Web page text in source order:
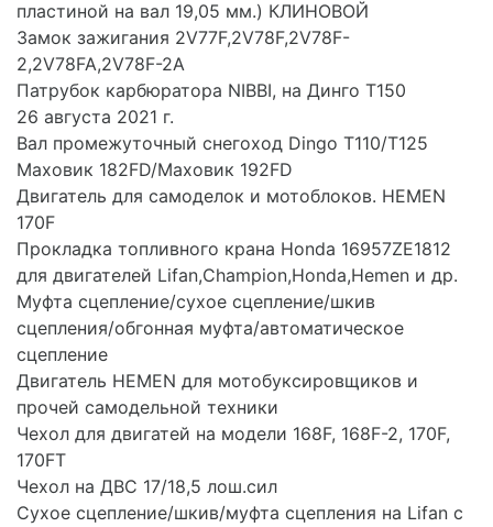
пластиной на вал 19,05 мм.) КЛИНОВОЙ
Замок зажигания 2V77F,2V78F,2V78F-
2,2V78FA,2V78F-2A
Патрубок карбюратора NIBBI, на Динго Т150
26 августа 2021 г.
Вал промежуточный снегоход Dingo T110/T125
Маховик 182FD/Маховик 192FD
Двигатель для самоделок и мотоблоков. HEMEN
170F
Прокладка топливного крана Honda 16957ZE1812
для двигателей Lifan,Champion,Honda,Hemen и др.
Муфта сцепление/сухое сцепление/шкив
сцепления/обгонная муфта/автоматическое
сцепление
Двигатель HEMEN для мотобуксировщиков и
прочей самодельной техники
Чехол для двигатей на модели 168F, 168F-2, 170F,
170FT
Чехол на ДВС 17/18,5 лош.сил
Сухое сцепление/шкив/муфта сцепления на Lifan с